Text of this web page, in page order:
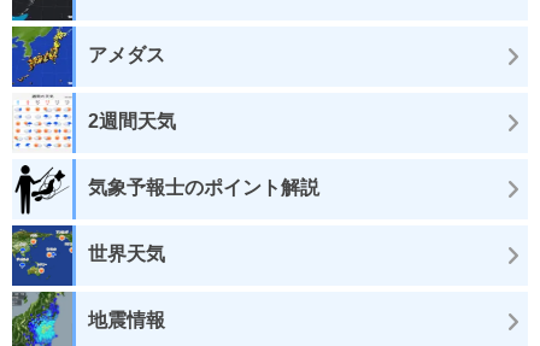
アメダス
2週間天気
気象予報士のポイント解説
世界天気
地震情報